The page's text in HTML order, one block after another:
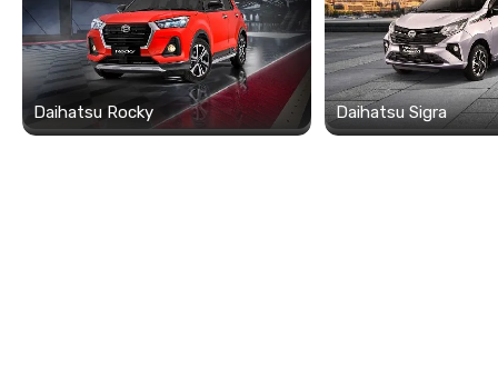
Daihatsu Rocky Daihatsu Sigra